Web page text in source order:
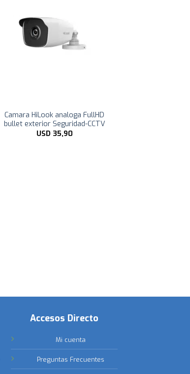
Camara HiLook analoga FullHD
bullet exterior Seguridad-CCTV
USD 35,90
Accesos Directo
Mi cuenta
Preguntas Frecuentes